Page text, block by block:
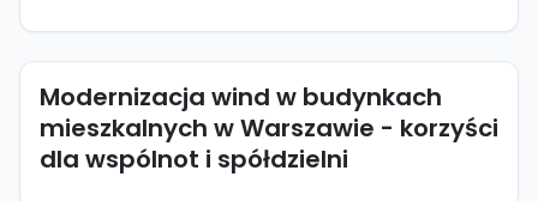
Modernizacja wind w budynkach
mieszkalnych w Warszawie - korzyści
dla wspólnot i spółdzielni